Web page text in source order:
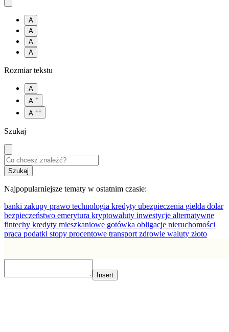
A
A
A
A
Rozmiar tekstu
A
A +
A ++
Szukaj
Najpopularniejsze tematy w ostatnim czasie:
banki zakupy prawo technologia kredyty ubezpieczenia giełda dolar
bezpieczeństwo emerytura kryptowaluty inwestycje alternatywne
fintechy kredyty mieszkaniowe gotówka obligacje nieruchomości
praca podatki stopy procentowe transport zdrowie waluty złoto
Insert